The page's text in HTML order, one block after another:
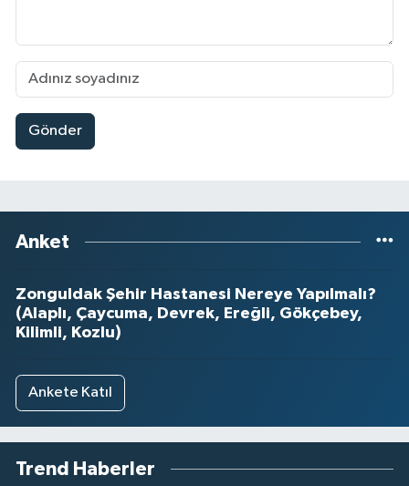
Gönder
Anket
Zonguldak Şehir Hastanesi Nereye Yapılmalı?
(Alaplı, Çaycuma, Devrek, Ereğli, Gökçebey,
Kilimli, Kozlu)
Ankete Katıl
Trend Haberler